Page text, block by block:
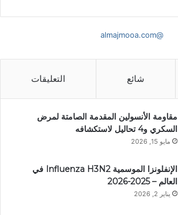
@almajmooa.com
شائع التعليقات
مقاومة الأنسولين المقدمة الصامتة لمرض
السكري و4 تحاليل لاستكشافه
مايو 15, 2026
الإنفلونزا الموسمية Influenza H3N2 في
العالم – 2025-2026
يناير 2, 2026